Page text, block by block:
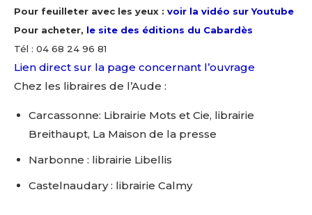
Pour feuilleter avec les yeux : voir la vidéo sur Youtube
Pour acheter, le site des éditions du Cabardès
Tél : 04 68 24 96 81
Lien direct sur la page concernant l’ouvrage
Chez les libraires de l’Aude :
Carcassonne: Librairie Mots et Cie, librairie
Breithaupt, La Maison de la presse
Narbonne : librairie Libellis
Castelnaudary : librairie Calmy